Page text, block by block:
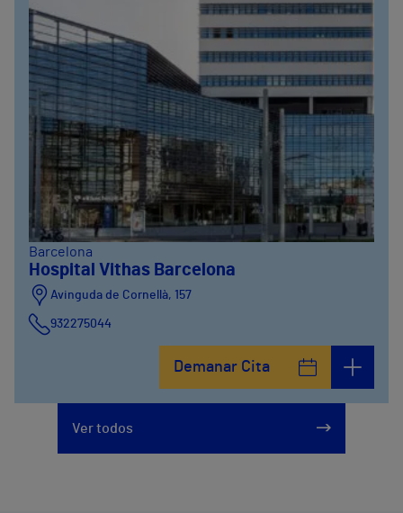
Barcelona
Hospital Vithas Barcelona
Avinguda de Cornellà, 157
932275044
Demanar Cita
Ver todos